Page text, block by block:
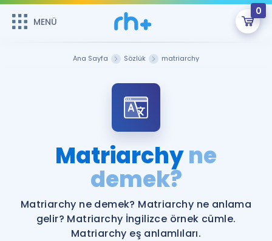
MENÜ
0
Şifremi Hatırlamıyorum
Sepetin Şu An Boş.
Remzi Hoca ile seni sınava hazırlayacak onlarca eğitim seni
bekliyor!
MENÜ
Katılımcı Görüşleri
Faydalı Araçlar
Ücretsiz Kaynaklar
İngilizce Gramer
Ana Sayfa Sözlük matriarchy
Matriarchyne
demek?
Matriarchy ne demek? Matriarchy ne anlama
gelir? Matriarchy İngilizce örnek cümle.
Matriarchy eş anlamlıları.